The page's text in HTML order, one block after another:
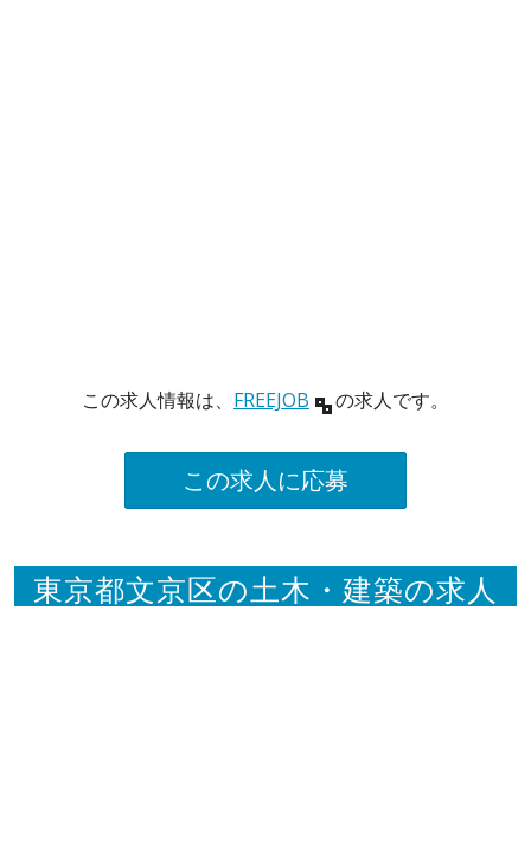
この求人情報は、 FREEJOB の求人です。
この求人に応募
東京都文京区の土木・建築の求人